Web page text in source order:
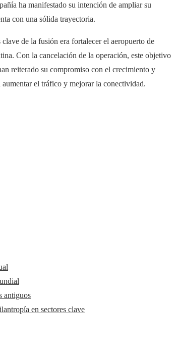
ha manifestado su intención de ampliar su
con una sólida trayectoria.
de la fusión era fortalecer el aeropuerto de
Con la cancelación de la operación, este objetivo
reiterado su compromiso con el crecimiento y
el tráfico y mejorar la conectividad.
antiguos
en sectores clave